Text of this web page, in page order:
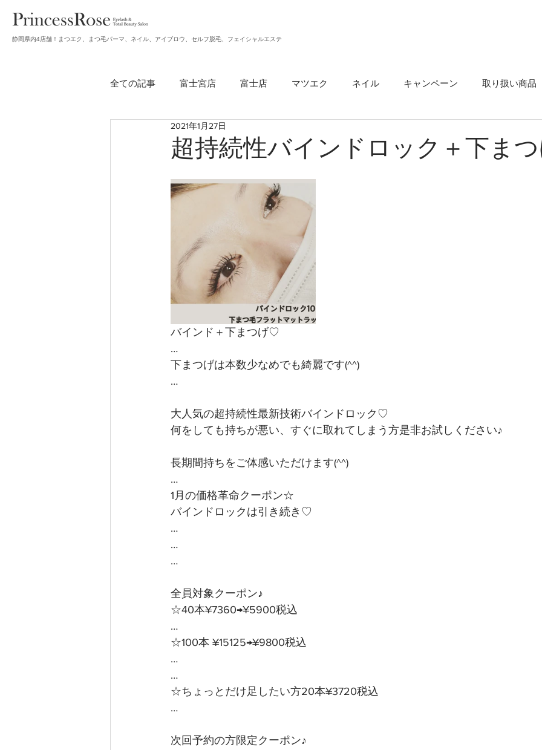
静岡県内4店舗！まつエク、まつ毛パーマ、ネイル、アイブロウ、セルフ脱毛、フェイシャルエステ
全ての記事 富士宮店 富士店 マツエク ネイル キャンペーン 取り扱い商品
無題のカテゴリー
超持続性バインドロック＋下ま
2021年1月27日
バインド＋下まつげ♡
…
下まつげは本数少なめでも綺麗です(^^)
…
大人気の超持続性最新技術バインドロック♡
何をしても持ちが悪い、すぐに取れてしまう方是非お試しください♪
長期間持ちをご体感いただけます(^^)
…
1月の価格革命クーポン☆
バインドロックは引き続き♡
…
…
…
全員対象クーポン♪
☆40本¥7360→¥5900税込
…
☆100本 ¥15125→¥9800税込
…
…
☆ちょっとだけ足したい方20本¥3720税込
…
次回予約の方限定クーポン♪